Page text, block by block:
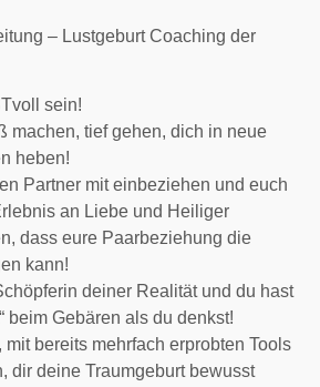
– Lustgeburt Coaching der
sein!
machen, tief gehen, dich in neue
heben!
Partner mit einbeziehen und euch
an Liebe und Heiliger
dass eure Paarbeziehung die
kann!
deiner Realität und du hast
beim Gebären als du denkst!
mit bereits mehrfach erprobten Tools
dir deine Traumgeburt bewusst